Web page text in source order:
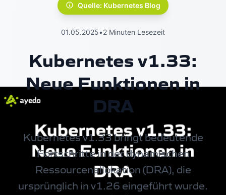
Quelle: Kubernetes Blog
01.05.2025•2 Minuten Lesezeit
Kubernetes v1.33:
Neue Funktionen in
DRA
Kubernetes v1.33 bringt bedeutende
Fortschritte in der dynamischen
Ressourcenallokation (DRA), die
ursprünglich in v1.26 eingeführt wurde.